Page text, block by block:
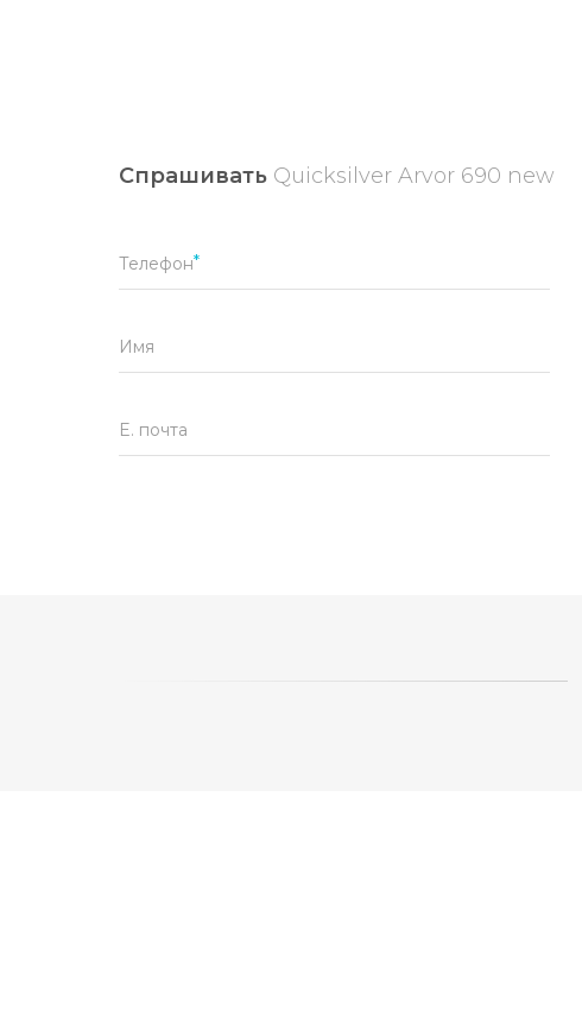
Спрашивать Quicksilver Arvor 690 new
Телефон
Имя
E. почта